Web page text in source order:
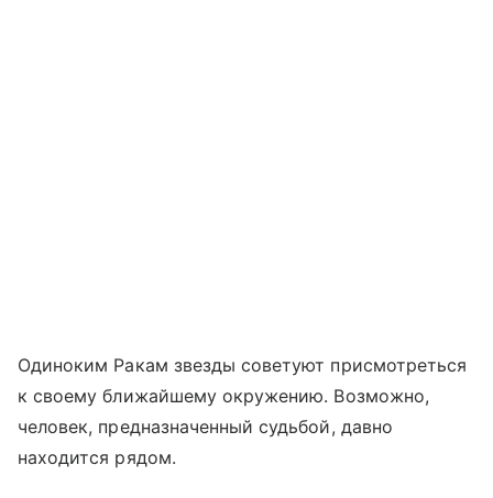
Одиноким Ракам звезды советуют присмотреться
к своему ближайшему окружению. Возможно,
человек, предназначенный судьбой, давно
находится рядом.